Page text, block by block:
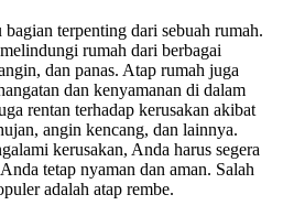
terpenting dari sebuah rumah.
rumah dari berbagai
dan panas. Atap rumah juga
dan kenyamanan di dalam
rentan terhadap kerusakan akibat
angin kencang, dan lainnya.
kerusakan, Anda harus segera
tetap nyaman dan aman. Salah
adalah atap rembe.